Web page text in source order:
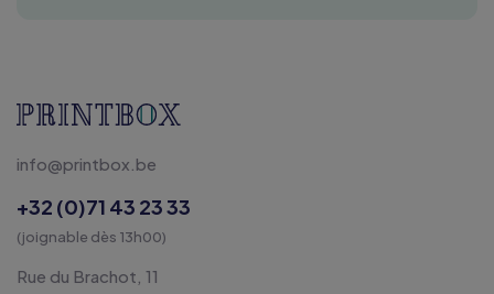
info@printbox.be
+32 (0)71 43 23 33
(joignable dès 13h00)
Rue du Brachot, 11